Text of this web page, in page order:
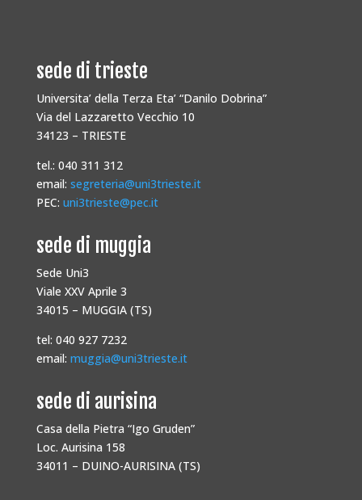
sede di trieste
Universita’ della Terza Eta’ “Danilo Dobrina”
Via del Lazzaretto Vecchio 10
34123 – TRIESTE
tel.: 040 311 312
email: segreteria@uni3trieste.it
PEC: uni3trieste@pec.it
sede di muggia
Sede Uni3
Viale XXV Aprile 3
34015 – MUGGIA (TS)
tel: 040 927 7232
email: muggia@uni3trieste.it
sede di aurisina
Casa della Pietra “Igo Gruden”
Loc. Aurisina 158
34011 – DUINO-AURISINA (TS)